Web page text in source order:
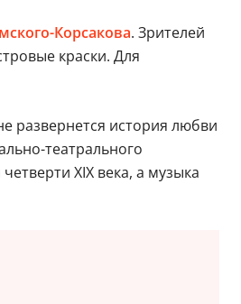
Корсакова. Зрителей
краски. Для
развернется история любви
театрального
XIX века, а музыка